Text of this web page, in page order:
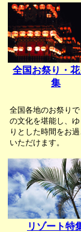
全国お祭り・
集
全国各地のお祭り
の文化を堪能し、
りとした時間をお
いただけます。
リゾート特